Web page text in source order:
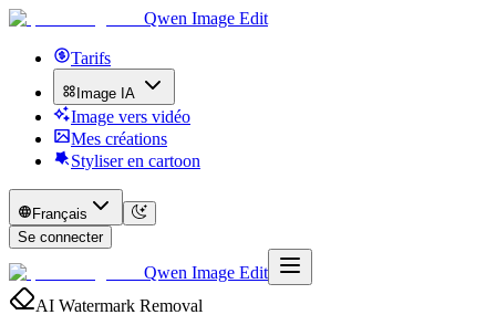
Qwen Image Edit
Tarifs
Image IA
Image vers vidéo
Mes créations
Styliser en cartoon
Français
Se connecter
Qwen Image Edit
AI Watermark Removal